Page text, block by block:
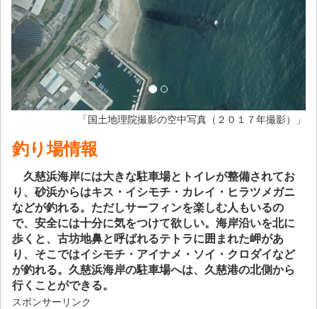
「国土地理院撮影の空中写真（２０１７年撮影）」
釣り場情報
久慈浜海岸には大きな駐車場とトイレが整備されてお
り、砂浜からはキス・イシモチ・カレイ・ヒラツメガニ
などが釣れる。ただしサーフィンを楽しむ人もいるの
で、安全には十分に気をつけて欲しい。海岸沿いを北に
歩くと、古坊地鼻と呼ばれるテトラに囲まれた岬があ
り、そこではイシモチ・アイナメ・ソイ・クロダイなど
が釣れる。久慈浜海岸の駐車場へは、久慈港の北側から
行くことができる。
スポンサーリンク